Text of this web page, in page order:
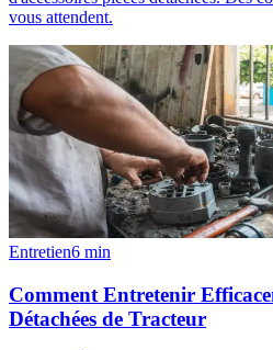
vous attendent.
Entretien6 min
Comment Entretenir
Détachées de Tracteur